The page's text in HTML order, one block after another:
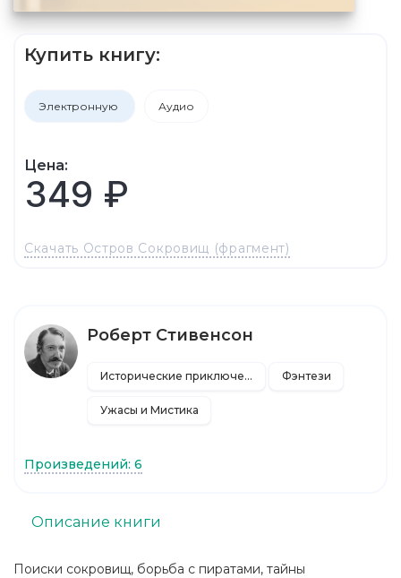
Купить книгу:
Электронную Аудио
Цена:
349 ₽
Скачать Остров Сокровищ (фрагмент)
Поиски сокровищ, борьба с пиратами, тайны
Описание книги
Роберт Стивенсон
Исторические приключения Фэнтези
Ужасы и Мистика
Произведений: 6